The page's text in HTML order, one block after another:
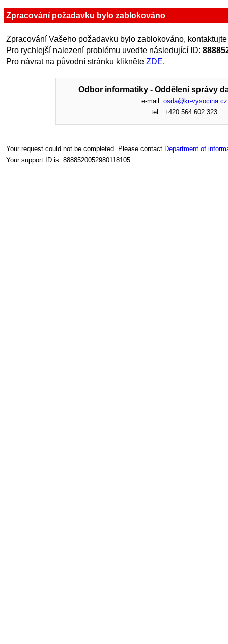
Zpracování požadavku bylo zablokováno
Zpracování Vašeho požadavku bylo zablokováno,
Pro rychlejší nalezení problému uveďte následující ID:
Pro návrat na původní stránku klikněte ZDE.
Odbor informatiky - Oddělení správy
e-mail: osda@kr-vysocina.cz
tel.: +420 564 602 323
Your request could not be completed. Please contact Department of
Your support ID is: 8888520052980118105